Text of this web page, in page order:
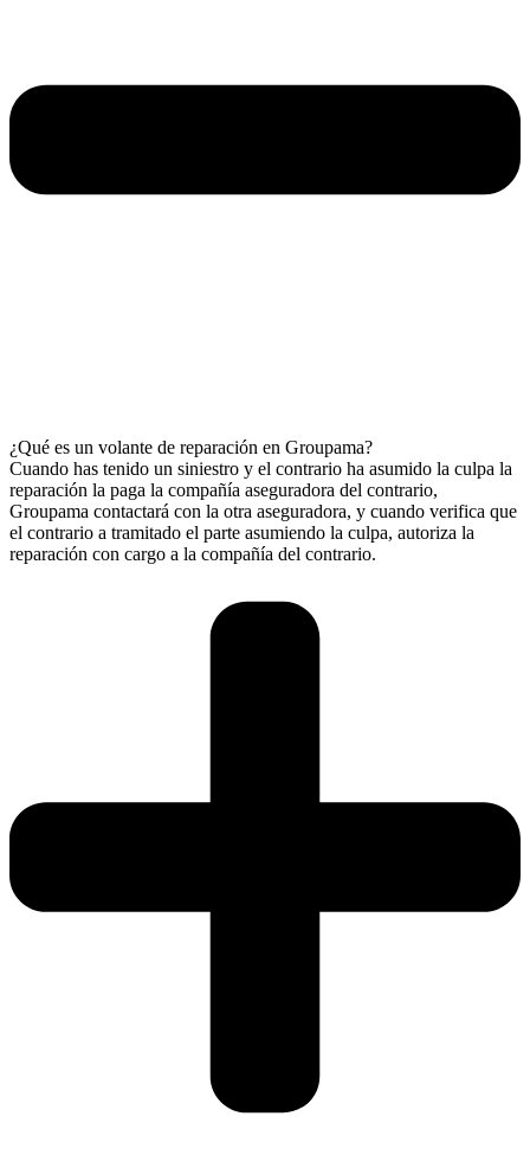
¿Qué es un volante de reparación en Groupama?
Cuando has tenido un siniestro y el contrario ha asumido la culpa la
reparación la paga la compañía aseguradora del contrario,
Groupama contactará con la otra aseguradora, y cuando verifica que
el contrario a tramitado el parte asumiendo la culpa, autoriza la
reparación con cargo a la compañía del contrario.